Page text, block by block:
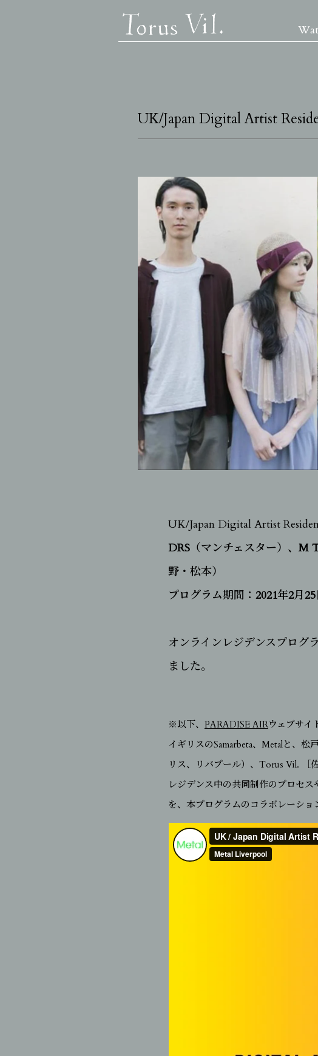
UK/Japan Digital Artist
UK/Japan Digital Artist
DRS（マンチェスター）、M
野・松本）
プログラム期間：2021年2月
オンラインレジデンスプログ
ました。
※以下、 PARADISE AIRウェブサイ
イギリスのSamarbeta、Metalと、
リス、リバプール）、Torus Vil. ［
レジデンス中の共同制作のプロセ
を、本プログラムのコラボレーショ